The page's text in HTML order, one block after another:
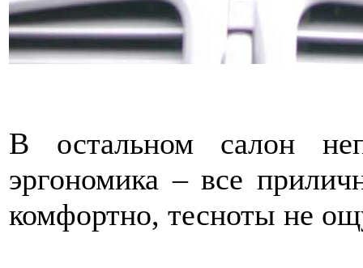
В остальном салон
эргономика – все
комфортно, тесноты не